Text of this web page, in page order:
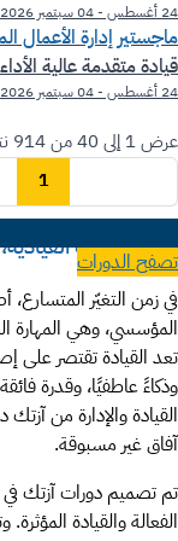
تصفح الدورات
24 أغسطس - 04 سبتمبر 2026
ماجستير إدارة الأعمال
قيادة متقدمة عالية الأداء
24 أغسطس - 04 سبتمبر 2026
عرض1 إلى 40من914
1
طوّر مهاراتك
في زمن التغيّر
المؤسسي، وهي المهارة
تعد القيادة تقتصر على
وذكاءً عاطفيًا، وقدرة
القيادة والإدارة من آزتك
آفاق غير مسبوقة.
تم تصميم دورات آزتك في
الفعالة والقيادة